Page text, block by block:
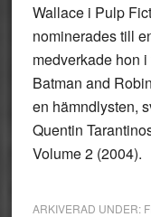
Wallace i Pulp
nominerades till
medverkade hon
Batman and
en hämndlysten,
Quentin
Volume 2 (2004).
ARKIVERAD UNDER: